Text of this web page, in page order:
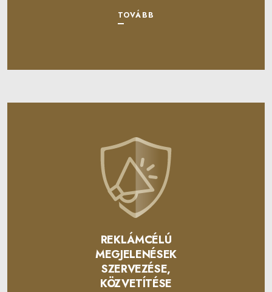
TOVÁBB
REKLÁMCÉLÚ
MEGJELENÉSEK
SZERVEZÉSE,
KÖZVETÍTÉSE